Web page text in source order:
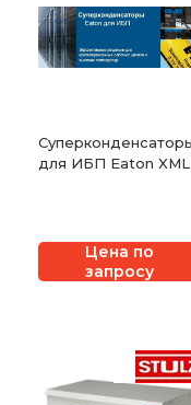
для ИБП Eaton XML
Цена по
запросу